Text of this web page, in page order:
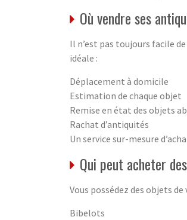
Où vendre ses
Il n’est pas toujours facile
idéale :
Déplacement à domicile
Estimation de chaque objet
Remise en état des objets
Rachat d’antiquités
Un service sur-mesure
Qui peut acheter
Vous possédez des objets de
Bibelots